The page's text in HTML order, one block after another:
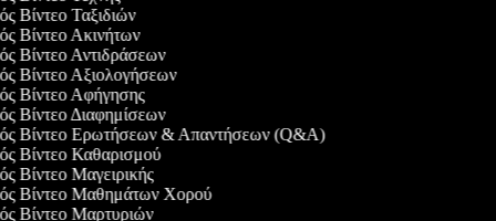
Βίντεο Ταξιδιών
Βίντεο Ακινήτων
Βίντεο Αντιδράσεων
Βίντεο Αξιολογήσεων
Βίντεο Αφήγησης
Βίντεο Διαφημίσεων
Βίντεο Ερωτήσεων & Απαντήσεων (Q&A)
Βίντεο Καθαρισμού
Βίντεο Μαγειρικής
Βίντεο Μαθημάτων Χορού
Βίντεο Μαρτυριών